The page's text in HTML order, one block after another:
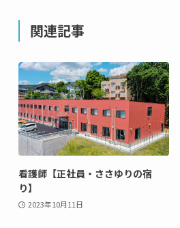
関連記事
看護師【正社員・ささゆりの宿
り】
2023年10月11日